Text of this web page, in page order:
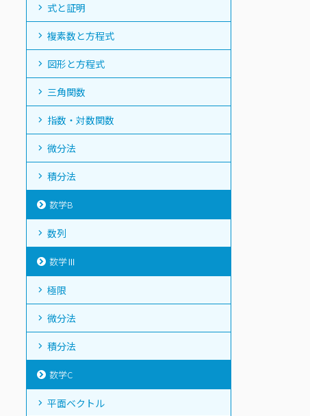
式と証明
複素数と方程式
図形と方程式
三角関数
指数・対数関数
微分法
積分法
数学B
数列
数学Ⅲ
極限
微分法
積分法
数学C
平面ベクトル